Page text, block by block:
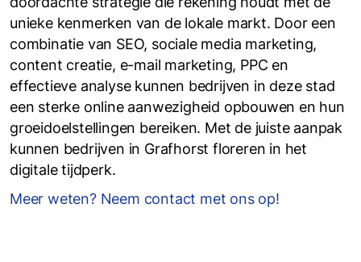
unieke kenmerken van de lokale markt. Door een
combinatie van SEO, sociale media marketing,
content creatie, e-mail marketing, PPC en
effectieve analyse kunnen bedrijven in deze stad
een sterke online aanwezigheid opbouwen en hun
groeidoelstellingen bereiken. Met de juiste aanpak
kunnen bedrijven in Grafhorst floreren in het
digitale tijdperk.
Meer weten? Neem contact met ons op!